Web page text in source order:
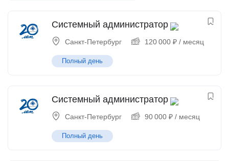
Системный администратор
Санкт-Петербург 120 000 ₽ / месяц
Полный день
Системный администратор
Санкт-Петербург 90 000 ₽ / месяц
Полный день